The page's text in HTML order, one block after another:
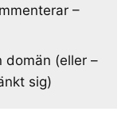
–
domän (eller –
sig)